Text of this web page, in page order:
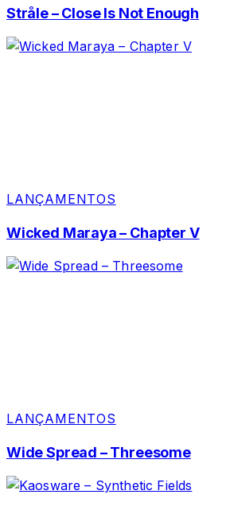
Stråle – Close Is Not Enough
LANÇAMENTOS
Wicked Maraya – Chapter V
LANÇAMENTOS
Wide Spread – Threesome